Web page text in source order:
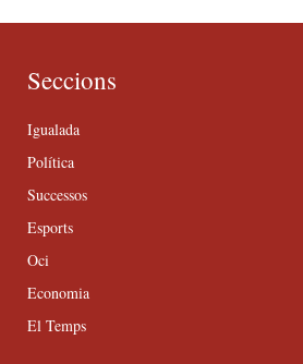
Seccions
Igualada
Política
Successos
Esports
Oci
Economia
El Temps